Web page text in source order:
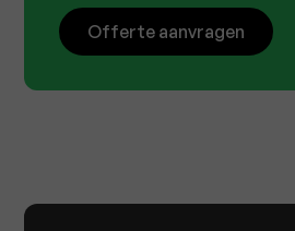
Offerte aanvragen